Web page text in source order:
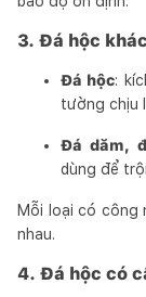
3. Đá hộc
Đá hộc:
tường chịu
Đá dăm,
dùng để
Mỗi loại có công
nhau.
4. Đá hộc có